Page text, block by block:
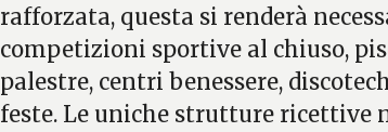
rafforzata, questa si renderà
competizioni sportive al chiuso,
palestre, centri benessere,
feste. Le uniche strutture ricettive